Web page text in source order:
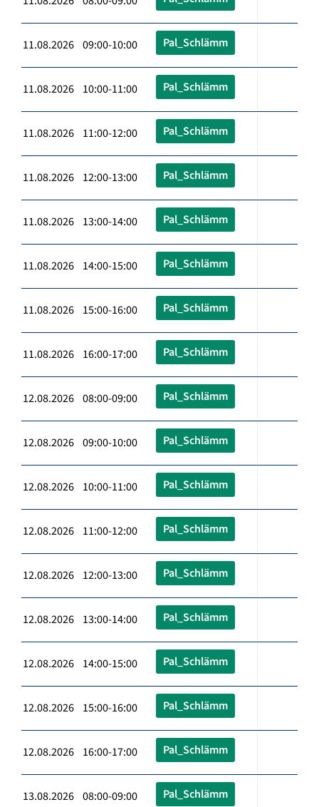
11.08.2026 09:00-10:00 Pal_Schlämm
11.08.2026 10:00-11:00 Pal_Schlämm
11.08.2026 11:00-12:00 Pal_Schlämm
11.08.2026 12:00-13:00 Pal_Schlämm
11.08.2026 13:00-14:00 Pal_Schlämm
11.08.2026 14:00-15:00 Pal_Schlämm
11.08.2026 15:00-16:00 Pal_Schlämm
11.08.2026 16:00-17:00 Pal_Schlämm
12.08.2026 08:00-09:00 Pal_Schlämm
12.08.2026 09:00-10:00 Pal_Schlämm
12.08.2026 10:00-11:00 Pal_Schlämm
12.08.2026 11:00-12:00 Pal_Schlämm
12.08.2026 12:00-13:00 Pal_Schlämm
12.08.2026 13:00-14:00 Pal_Schlämm
12.08.2026 14:00-15:00 Pal_Schlämm
12.08.2026 15:00-16:00 Pal_Schlämm
12.08.2026 16:00-17:00 Pal_Schlämm
13.08.2026 08:00-09:00 Pal_Schlämm